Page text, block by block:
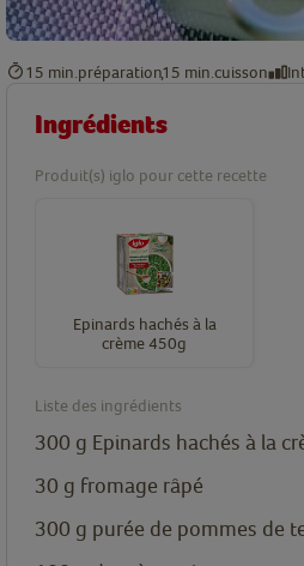
15 min. préparation15 min. cuisson
Ingrédients
Produit(s) iglo pour cette recette
Epinards hachés à la
crème 450g
Liste des ingrédients
300 g Epinards hachés à la
30 g fromage râpé
300 g purée de pommes de